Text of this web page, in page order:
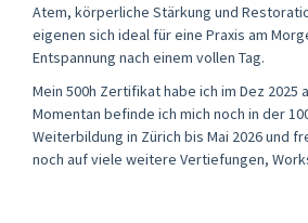
Atem, körperliche Stärkung und
eigenen sich ideal für eine Praxis am
Entspannung nach einem vollen Tag.
Mein 500h Zertifikat habe ich im Dez 2025
Momentan befinde ich mich noch in der
Weiterbildung in Zürich bis Mai 2026 und
noch auf viele weitere Vertiefungen,